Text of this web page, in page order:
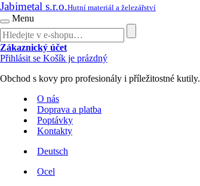
Jabimetal s.r.o.Hutní materiál a železářství
Menu
Zákaznický účet
Přihlásit se Košík je prázdný
Obchod s kovy pro profesionály i příležitostné kutily.
O nás
Doprava a platba
Poptávky
Kontakty
Deutsch
Ocel